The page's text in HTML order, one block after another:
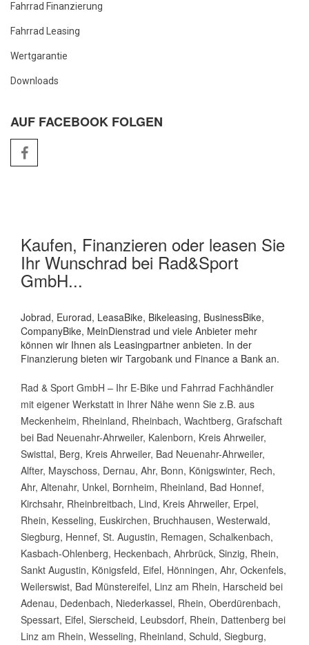
Fahrrad Finanzierung
Fahrrad Leasing
Wertgarantie
Downloads
AUF FACEBOOK FOLGEN
Kaufen, Finanzieren oder leasen Sie
Ihr Wunschrad bei Rad&Sport
GmbH...
Jobrad, Eurorad, LeasaBike, Bikeleasing, BusinessBike,
CompanyBike, MeinDienstrad und viele Anbieter mehr
können wir Ihnen als Leasingpartner anbieten. In der
Finanzierung bieten wir Targobank und Finance a Bank an.
Rad & Sport GmbH – Ihr E-Bike und Fahrrad Fachhändler
mit eigener Werkstatt in Ihrer Nähe wenn Sie z.B. aus
Meckenheim, Rheinland, Rheinbach, Wachtberg, Grafschaft
bei Bad Neuenahr-Ahrweiler, Kalenborn, Kreis Ahrweiler,
Swisttal, Berg, Kreis Ahrweiler, Bad Neuenahr-Ahrweiler,
Alfter, Mayschoss, Dernau, Ahr, Bonn, Königswinter, Rech,
Ahr, Altenahr, Unkel, Bornheim, Rheinland, Bad Honnef,
Kirchsahr, Rheinbreitbach, Lind, Kreis Ahrweiler, Erpel,
Rhein, Kesseling, Euskirchen, Bruchhausen, Westerwald,
Siegburg, Hennef, St. Augustin, Remagen, Schalkenbach,
Kasbach-Ohlenberg, Heckenbach, Ahrbrück, Sinzig, Rhein,
Sankt Augustin, Königsfeld, Eifel, Hönningen, Ahr, Ockenfels,
Weilerswist, Bad Münstereifel, Linz am Rhein, Harscheid bei
Adenau, Dedenbach, Niederkassel, Rhein, Oberdürenbach,
Spessart, Eifel, Sierscheid, Leubsdorf, Rhein, Dattenberg bei
Linz am Rhein, Wesseling, Rheinland, Schuld, Siegburg,